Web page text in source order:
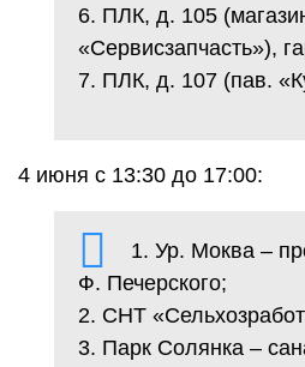
6. ПЛК, д. 105
«Сервисзапчасть»),
7. ПЛК, д. 107 (пав.
4 июня с 13:30 до 17:00:
1. Ур. Моква –
Ф. Печерского;
2. СНТ
3. Парк Солянка –